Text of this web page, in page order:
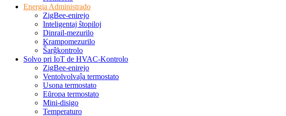
Energia Administrado
ZigBee-enirejo
Inteligentaj ŝtopiloj
Dinrail-mezurilo
Krampomezurilo
Ŝarĝkontrolo
Solvo pri IoT de HVAC-Kontrolo
ZigBee-enirejo
Ventolvolvaĵa termostato
Usona termostato
Eŭropa termostato
Mini-disigo
Temperaturo